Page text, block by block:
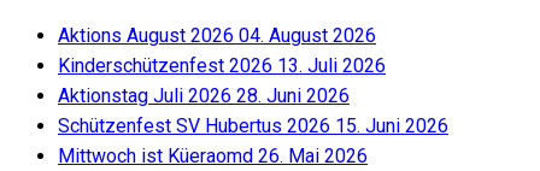
Aktions August 2026 04. August 2026
Kinderschützenfest 2026 13. Juli 2026
Aktionstag Juli 2026 28. Juni 2026
Schützenfest SV Hubertus 2026 15. Juni 2026
Mittwoch ist Küeraomd 26. Mai 2026